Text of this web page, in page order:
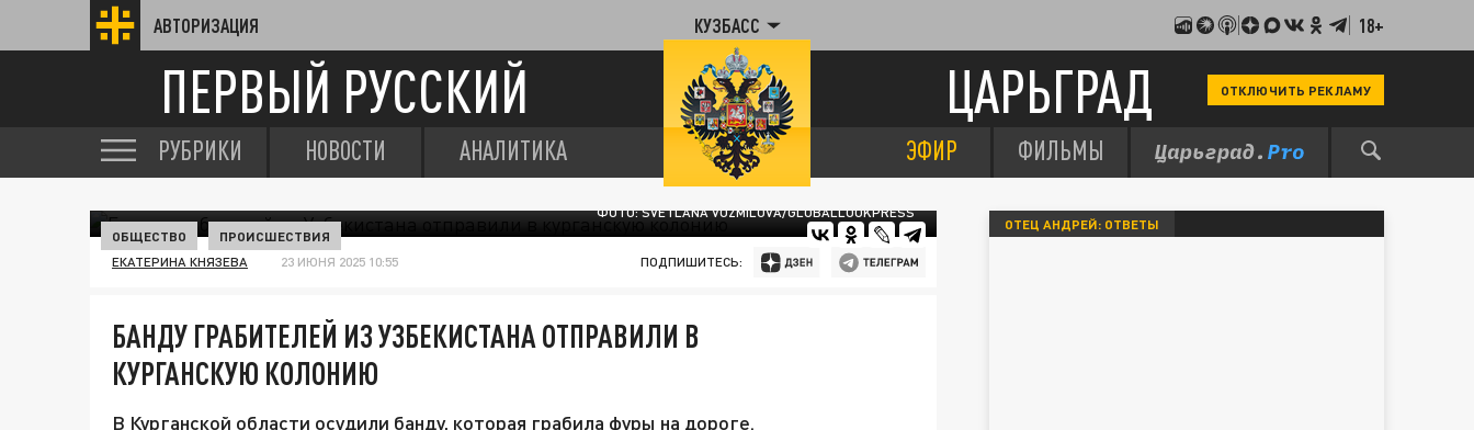
АВТОРИЗАЦИЯ КУЗБАСС 18+
ПЕРВЫЙ РУССКИЙ ЦАРЬГРАД ОТКЛЮЧИТЬ РЕКЛАМУ
РУБРИКИ НОВОСТИ АНАЛИТИКА ЭФИР ФИЛЬМЫ
ФОТО: SVETLANA VOZMILOVA/GLOBALLOOKPRESS
ОБЩЕСТВО ПРОИСШЕСТВИЯ
ЕКАТЕРИНА КНЯЗЕВА 23 ИЮНЯ 2025 10:55 ПОДПИШИТЕСЬ:
БАНДУ ГРАБИТЕЛЕЙ ИЗ УЗБЕКИСТАНА ОТПРАВИЛИ В
КУРГАНСКУЮ КОЛОНИЮ
В Курганской области осудили банду, которая грабила фуры на дороге.
ОТЕЦ АНДРЕЙ: ОТВЕТЫ